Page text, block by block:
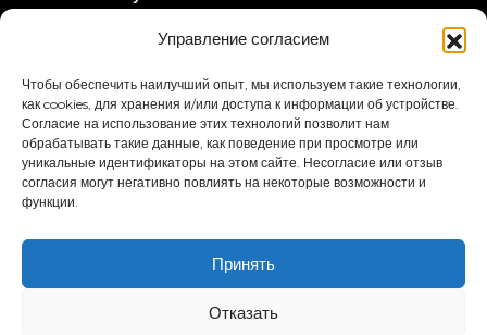
Управление согласием
Чтобы обеспечить наилучший опыт, мы используем такие технологии,
как cookies, для хранения и/или доступа к информации об устройстве.
Согласие на использование этих технологий позволит нам
обрабатывать такие данные, как поведение при просмотре или
уникальные идентификаторы на этом сайте. Несогласие или отзыв
согласия могут негативно повлиять на некоторые возможности и
функции.
Принять
Отказать
Информация об отзыве
ДАВАЙТЕ СОЕДИНИМСЯ
© 2026 True Fitness. All Rights Reserved
Политика
Условия и положения
Заявление о доступности